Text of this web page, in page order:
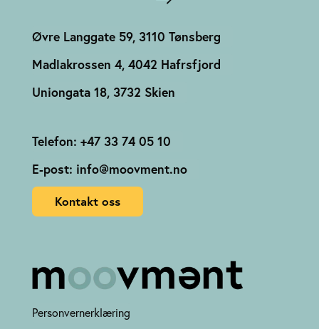
Øvre Langgate 59, 3110 Tønsberg
Madlakrossen 4, 4042 Hafrsfjord
Uniongata 18, 3732 Skien
Telefon: +47 33 74 05 10
E-post: info@moovment.no
Kontakt oss
Personvernerklæring